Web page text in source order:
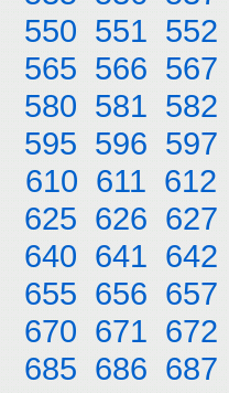
550 551 552
565 566 567
580 581 582
595 596 597
610 611 612
625 626 627
640 641 642
655 656 657
670 671 672
685 686 687